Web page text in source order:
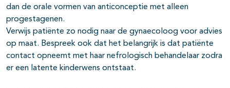
dan de orale vormen van anticonceptie met alleen
progestagenen.
Verwijs patiënte zo nodig naar de gynaecoloog voor advies
op maat. Bespreek ook dat het belangrijk is dat patiënte
contact opneemt met haar nefrologisch behandelaar zodra
er een latente kinderwens ontstaat.